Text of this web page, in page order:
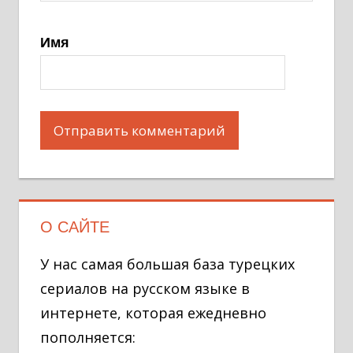
Имя
О САЙТЕ
У нас самая большая база турецких
сериалов на русском языке в
интернете, которая ежедневно
пополняется: